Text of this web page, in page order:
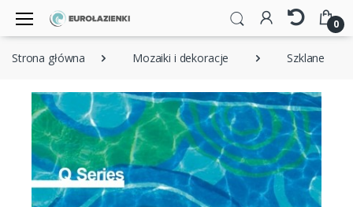
0
Strona główna Mozaiki i dekoracje Szklane